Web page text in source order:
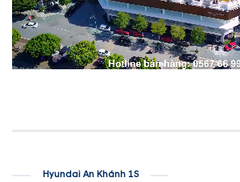
Hyundai An Khánh 1S